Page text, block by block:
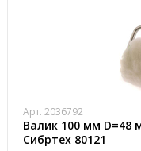
Арт. 2036792
Валик 100 мм D=48
Сибртех 80121